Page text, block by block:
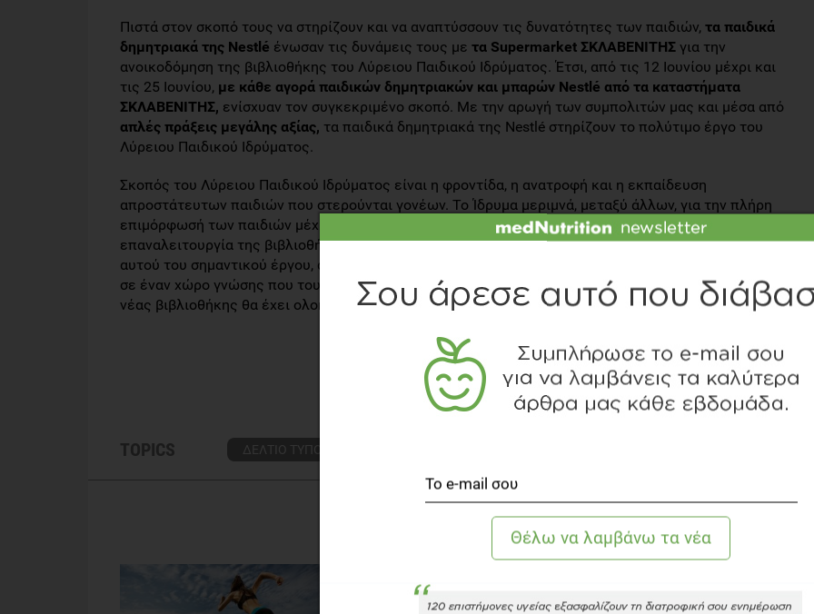
Πιστά στον σκοπό τους να στηρίζουν και να αναπτύσσουν τις δυνατότητες των παιδιών, τα παιδικά
δημητριακά της Nestlé ένωσαν τις δυνάμεις τους με τα Supermarket ΣΚΛΑΒΕΝΙΤΗΣ για την
ανοικοδόμηση της βιβλιοθήκης του Λύρειου Παιδικού Ιδρύματος. Έτσι, από τις 12 Ιουνίου μέχρι και
τις 25 Ιουνίου, με κάθε αγορά παιδικών δημητριακών και μπαρών Nestlé από τα καταστήματα
ΣΚΛΑΒΕΝΙΤΗΣ, ενίσχυαν τον συγκεκριμένο σκοπό. Με την αρωγή των συμπολιτών μας και μέσα από
απλές πράξεις μεγάλης αξίας, τα παιδικά δημητριακά της Nestlé στηρίζουν το πολύτιμο έργο του
Λύρειου Παιδικού Ιδρύματος.
Σκοπός του Λύρειου Παιδικού Ιδρύματος είναι η φροντίδα, η ανατροφή και η εκπαίδευση
απροστάτευτων παιδιών που στερούνται γονέων. Το Ίδρυμα μεριμνά, μεταξύ άλλων, για την πλήρη
επιμόρφωσή των παιδιών μέχρι την ενηλικίωσή τους, γεγονός που καθιστά απαραίτητη την
επαναλειτουργία της βιβλιοθήκης. Ταπαιδικά δημητριακά τηςNestléσυμβάλλουν στην εκπλήρωση
αυτού του σημαντικού έργου, ανταποκρινόμενα στην επιθυμία των παιδιών να έχουν ξανά πρόσβαση
σε έναν χώρο γνώσης που τους προσφέρει εφόδια απαραίτητα για το μέλλον. Η ανοικοδόμηση της
νέας βιβλιοθήκης θα έχει ολοκληρωθεί τον Δεκέμβριο.
TOPICS ΔΕΛΤΙΟ ΤΥΠΟΥ
ΔΙΑΒΑΣΤΕ ΑΚΟΜΗ